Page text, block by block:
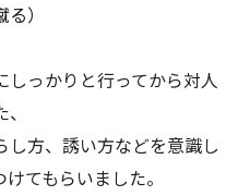
）
っかりと行ってから対人
方、誘い方などを意識し
てもらいました。